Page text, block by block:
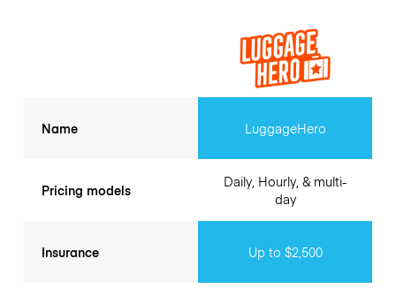
Name
Pricing models
Insurance
LuggageHero
Daily, Hourly, & multi-
day
Up to $2,500